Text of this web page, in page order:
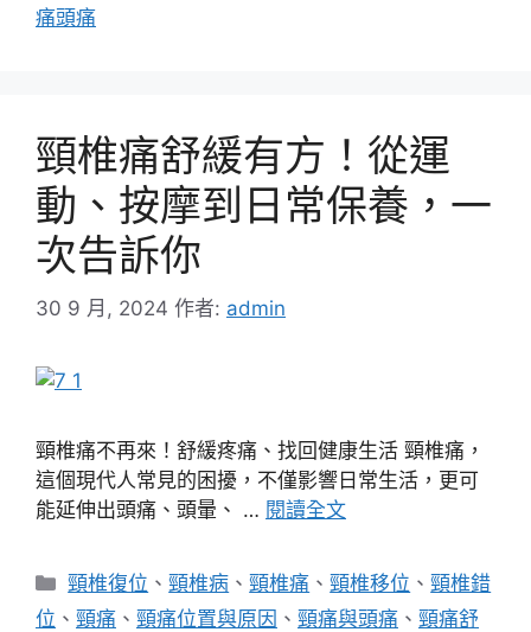
痛頭痛
頸椎痛舒緩有方！從運
動、按摩到日常保養，一
次告訴你
30 9 月, 2024 作者: admin
頸椎痛不再來！舒緩疼痛、找回健康生活 頸椎痛，
這個現代人常見的困擾，不僅影響日常生活，更可
能延伸出頭痛、頭暈、 … 閱讀全文
分
類
頸椎復位 、頸椎病 、頸椎痛 、頸椎移位 、頸椎錯
位 、 頸痛 、 頸痛位置與原因 、 頸痛與頭痛 、 頸痛舒